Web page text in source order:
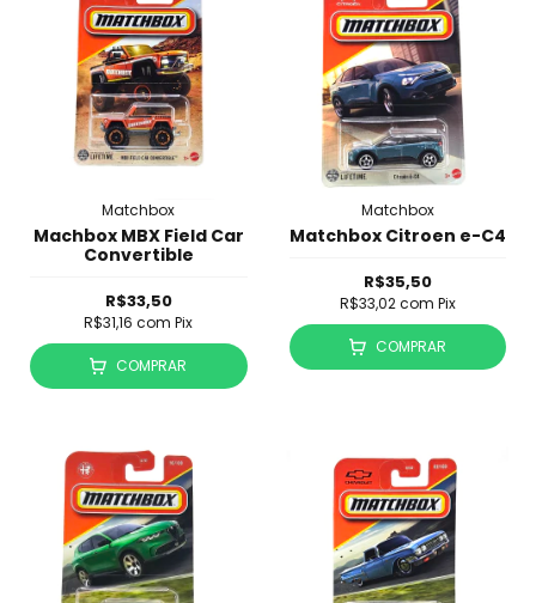
Matchbox
Machbox MBX Field Car
Convertible
R$33,50
R$31,16com Pix
COMPRAR
Matchbox
Matchbox Citroen e-C4
R$35,50
R$33,02com Pix
COMPRAR